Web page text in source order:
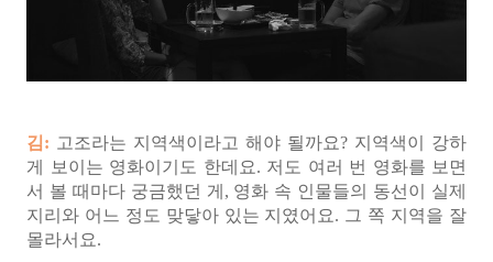
김: 고조라는 지역색이라고 해야 될까요? 지역색이 강하
게 보이는 영화이기도 한데요. 저도 여러 번 영화를 보면
서 볼 때마다 궁금했던 게, 영화 속 인물들의 동선이 실제
지리와 어느 정도 맞닿아 있는 지였어요. 그 쪽 지역을 잘
몰라서요.